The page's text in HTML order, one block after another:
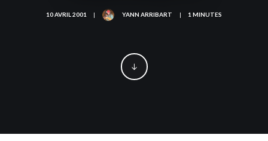
10 AVRIL 2001 | YANN ARRIBART | 1 MINUTES